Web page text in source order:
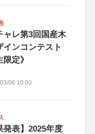
ャレ第3回国産木
インコンテスト
限定》
06 10:00
発表】2025年度